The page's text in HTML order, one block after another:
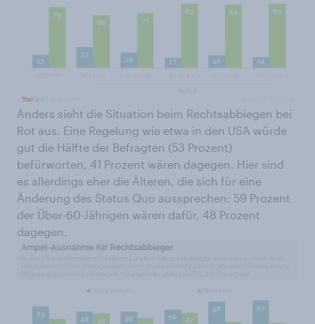
Anders sieht die Situation beim Rechtsabbiegen bei
Rot aus. Eine Regelung wie etwa in den USA würde
gut die Hälfte der Befragten (53 Prozent)
befürworten, 41 Prozent wären dagegen. Hier sind
es allerdings eher die Älteren, die sich für eine
Änderung des Status Quo aussprechen: 59 Prozent
der Über-60-Jährigen wären dafür, 48 Prozent
dagegen.